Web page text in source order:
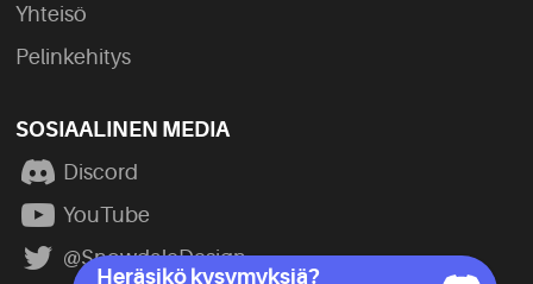
Heräsikö kysymyksiä?
Yhteisö
Pelinkehitys
SOSIAALINEN MEDIA
Discord
YouTube
@SnowdaleDesign